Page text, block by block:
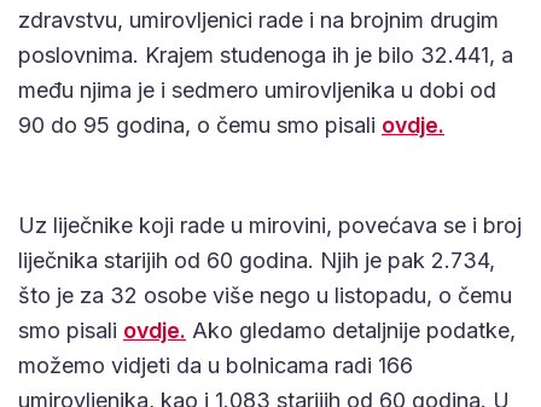
zdravstvu, umirovljenici rade i na brojnim drugim
poslovnima. Krajem studenoga ih je bilo 32.441, a
među njima je i sedmero umirovljenika u dobi od
90 do 95 godina, o čemu smo pisali ovdje.
Uz liječnike koji rade u mirovini, povećava se i broj
liječnika starijih od 60 godina. Njih je pak 2.734,
što je za 32 osobe više nego u listopadu, o čemu
smo pisali ovdje. Ako gledamo detaljnije podatke,
možemo vidjeti da u bolnicama radi 166
umirovljenika, kao i 1.083 starijih od 60 godina. U